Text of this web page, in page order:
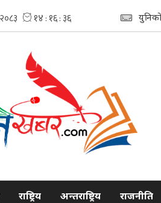
राष्ट्रिय अन्तराष्ट्रिय राजनीति